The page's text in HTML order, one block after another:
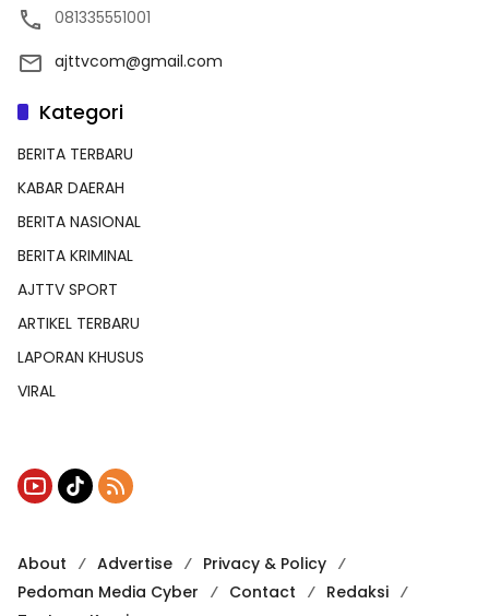
081335551001
ajttvcom@gmail.com
Kategori
BERITA TERBARU
KABAR DAERAH
BERITA NASIONAL
BERITA KRIMINAL
AJTTV SPORT
ARTIKEL TERBARU
LAPORAN KHUSUS
VIRAL
About Advertise
Privacy & Policy
Pedoman Media Cyber
Contact
Redaksi